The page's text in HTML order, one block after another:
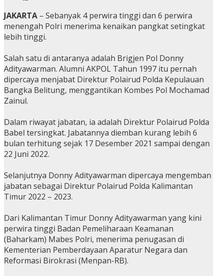
JAKARTA – Sebanyak 4 perwira tinggi dan 6 perwira
menengah Polri menerima kenaikan pangkat setingkat
lebih tinggi.
Salah satu di antaranya adalah Brigjen Pol Donny
Adityawarman. Alumni AKPOL Tahun 1997 itu pernah
dipercaya menjabat Direktur Polairud Polda Kepulauan
Bangka Belitung, menggantikan Kombes Pol Mochamad
Zainul.
Dalam riwayat jabatan, ia adalah Direktur Polairud Polda
Babel tersingkat. Jabatannya diemban kurang lebih 6
bulan terhitung sejak 17 Desember 2021 sampai dengan
22 Juni 2022.
Selanjutnya Donny Adityawarman dipercaya mengemban
jabatan sebagai Direktur Polairud Polda Kalimantan
Timur 2022 – 2023.
Dari Kalimantan Timur Donny Adityawarman yang kini
perwira tinggi Badan Pemeliharaan Keamanan
(Baharkam) Mabes Polri, menerima penugasan di
Kementerian Pemberdayaan Aparatur Negara dan
Reformasi Birokrasi (Menpan-RB).